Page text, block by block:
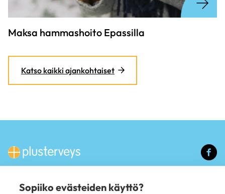
Katso kaikki ajankohtaiset
Maksa hammashoito Epassilla
PALVELUT
Sopiiko evästeiden käyttö?